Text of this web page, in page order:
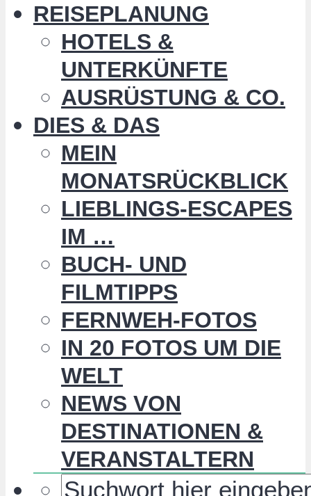
REISEPLANUNG
HOTELS &
UNTERKÜNFTE
AUSRÜSTUNG & CO.
DIES & DAS
MEIN
MONATSRÜCKBLICK
LIEBLINGS-ESCAPES
IM …
BUCH- UND
FILMTIPPS
FERNWEH-FOTOS
IN 20 FOTOS UM DIE
WELT
NEWS VON
DESTINATIONEN &
VERANSTALTERN